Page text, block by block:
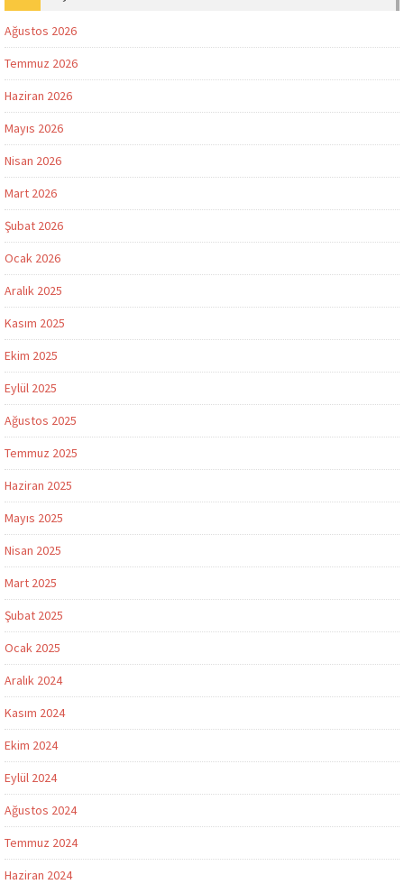
Ağustos 2026
Temmuz 2026
Haziran 2026
Mayıs 2026
Nisan 2026
Mart 2026
Şubat 2026
Ocak 2026
Aralık 2025
Kasım 2025
Ekim 2025
Eylül 2025
Ağustos 2025
Temmuz 2025
Haziran 2025
Mayıs 2025
Nisan 2025
Mart 2025
Şubat 2025
Ocak 2025
Aralık 2024
Kasım 2024
Ekim 2024
Eylül 2024
Ağustos 2024
Temmuz 2024
Haziran 2024